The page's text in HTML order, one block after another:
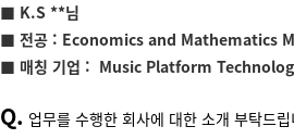
■ K.S **님
■ 전공 : Economics and Mathematics
■ 매칭 기업 : Music Platform
Q. 업무를 수행한 회사에 대한 소개 부탁드